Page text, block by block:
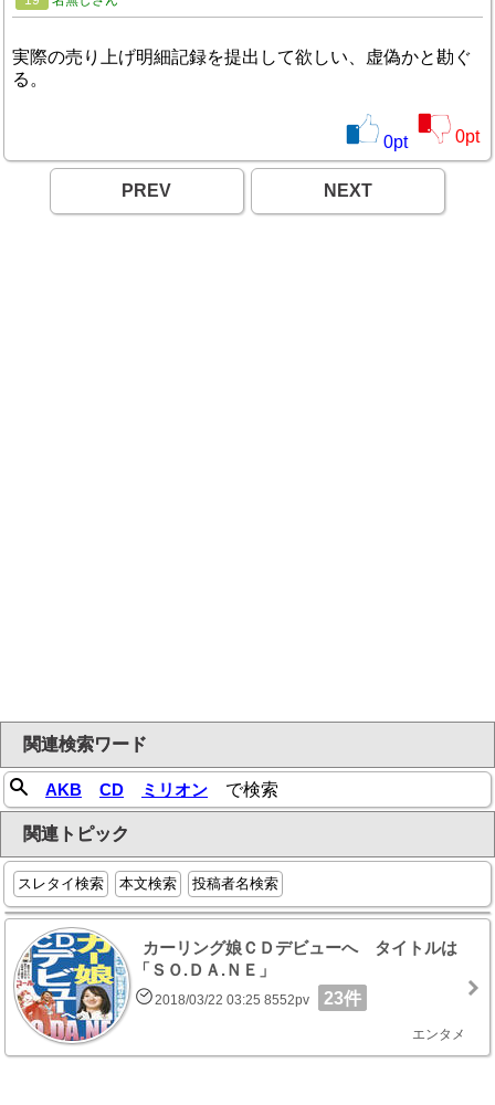
実際の売り上げ明細記録を提出して欲しい、虚偽かと勘ぐ
る。
0pt 0pt
PREV NEXT
関連検索ワード
AKB CD ミリオン で検索
関連トピック
スレタイ検索 本文検索 投稿者名検索
カーリング娘ＣＤデビューへ タイトルは
「ＳＯ.ＤＡ.ＮＥ」
2018/03/22 03:25 8552pv 23件
エンタメ